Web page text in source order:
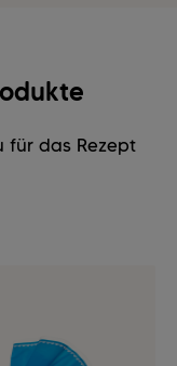
für das Rezept